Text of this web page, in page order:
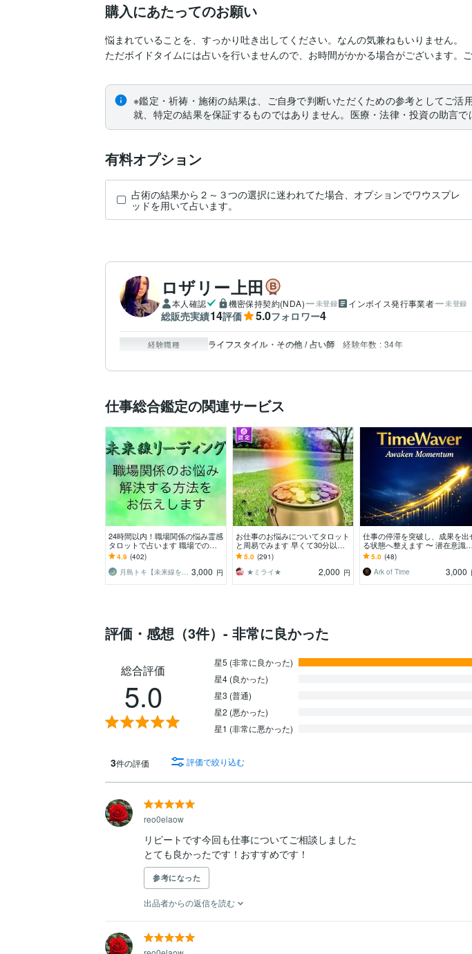
購入にあたってのお願い
悩まれていることを、すっかり吐き出してください。なんの気兼ねもいりません。
ただボイドタイムには占いを行いませんので、お時間がかかる場合がございます。ご
※鑑定・祈祷・施術の結果は、ご自身で判断いただくための参考としてご活
就、特定の結果を保証するものではありません。医療・法律・投資の助言で
有料オプション
占術の結果から２～３つの選択に迷われてた場合、オプションでワウスプレ
ッドを用いて占います。
ロザリー上田
本人確認 機密保持契約(NDA) 未登録 インボイス発行事業者 未登録
総販売実績14評価 5.0フォロワー4
経験職種 ライフスタイル・その他 / 占い師 経験年数 : 34年
仕事総合鑑定の関連サービス
24時間以内！職場関係の悩み霊感
タロットで占います 職場での人
間関係、仕事にお悩みの方へ！ス
ピード鑑定ですぐ解決
4.9 (402)
月島トキ【未来線を読み解く占い師】 3,000 円
お仕事のお悩みについてタロット
と周易でみます 早くて30分以
内、24時間以内に占います
5.0 (291)
★ミライ★
2,000 円
仕事の停滞を突破し、成果を出
る状態へ整えます 〜 潜在意識か
ら成功の流れを掴むタイムウェー
バー分析と調整
5.0 (48)
Ark of Time
3,000
評価・感想（3件）- 非常に良かった
総合評価
5.0
星5 (非常に良かった)
星4 (良かった)
星3 (普通)
星2 (悪かった)
星1 (非常に悪かった)
3件の評価 評価で絞り込む
reo0elaow
リピートです今回も仕事についてご相談しました
とても良かったです！おすすめです！
参考になった
出品者からの返信を読む